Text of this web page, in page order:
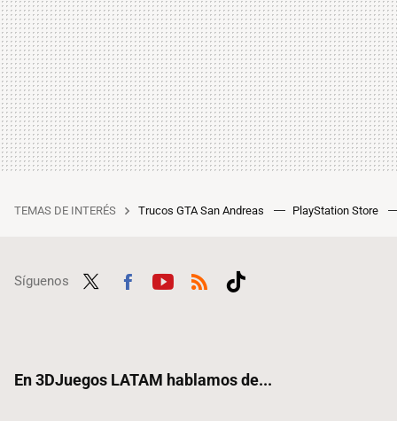
TEMAS DE INTERÉS Trucos GTA San Andreas PlayStation Store
Síguenos
En 3DJuegos LATAM hablamos de...